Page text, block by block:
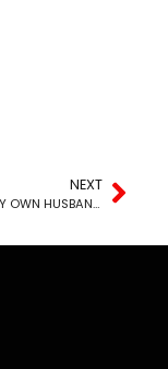
NEXT
CAN I SUE MY OWN HUSBAND OR WIFE?